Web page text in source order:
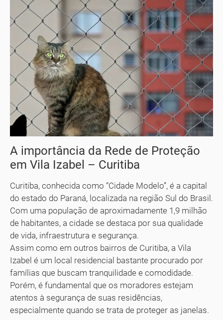
A importância da Rede de Proteção
em Vila Izabel – Curitiba
Curitiba, conhecida como “Cidade Modelo”, é a capital
do estado do Paraná, localizada na região Sul do Brasil.
Com uma população de aproximadamente 1,9 milhão
de habitantes, a cidade se destaca por sua qualidade
de vida, infraestrutura e segurança.
Assim como em outros bairros de Curitiba, a Vila
Izabel é um local residencial bastante procurado por
famílias que buscam tranquilidade e comodidade.
Porém, é fundamental que os moradores estejam
atentos à segurança de suas residências,
especialmente quando se trata de proteger as janelas.